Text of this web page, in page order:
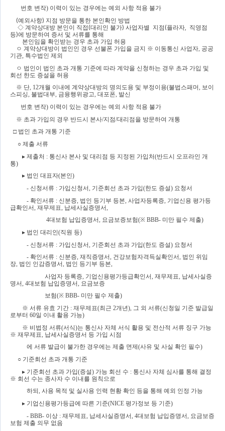
번호 변작) 이력이 있는 경우에는 예외 사항 적용 불가
(예외사항) 지점 방문을 통한 본인확인 방법
◇ 계약상대방 본인이 직접 (대리인 불가) 사업자별  지점 (플라자, 직영점
등)에 방문하여 증서 및 서류를 통해
본인임을 확인받는 경우 초과 가입 허용
ㅇ 계약상대방이 법인인 경우 선불폰 가입을 금지 ※ 이동통신 사업자, 공공
기관, 특수법인 제외
ㅇ 법인이 법인 초과 개통 기준에 따라 계약을 신청하는 경우 초과 가입 및
회선 한도 증설을 허용
※ 단, 12개월 이내에 계약상대방의 명의도용 및 부정이용(불법스패머, 보이
스피싱, 불법대부, 금융행위광고, 대포폰, 발신
번호 변작) 이력이 있는 경우에는 예외 사항 적용 불가
※ 초과 가입의 경우 반드시 본사/지점/대리점을 방문하여 개통
□ 법인 초과 개통 기준
○ 제출 서류
▸ 제출처 : 통신사 본사 및 대리점 등 지정된 가입처(반드시 오프라인 개
통)
▸ 법인 대표자(본인)
- 신청서류 : 가입신청서, 기준회선 초과 가입(한도 증설) 요청서
- 확인서류 : 신분증 법인 등기부 등본 사업자등록증 기업신용 평가등
급확인서 재무제표 납세사실증명서
4대보험 납입증명서, 요금보증보험(※ BBB- 미만 필수 제출)
▸ 법인 대리인(직원 등)
- 신청서류 : 가입신청서 기준회선 초과 가입(한도 증설) 요청서
- 확인서류 : 신분증, 재직증명서, 건강보험자격득실확인서, 법인 위임
장, 법인 인감증명서, 법인 등기부 등본,
사업자 등록증, 기업신용평가등급확인서, 재무제표, 납세사실증
명서, 4대보험 납입증명서, 요금보증
보험(※ BBB- 미만 필수 제출)
※ 서류 유효 기간 : 재무제표(최근 2개년), 그 외 서류(신청일 기준 발급일
로부터 60일 이내 활용 가능)
※ 비법정 서류(서식)
※ 재무제표 납세사실증명서 등 가입 시점
에 서류 발급이 불가한 경우에는 제출 면제 (사유 및 사실 확인 필수)
○ 기준회선 초과 개통 기준
▸ 기준회선 초과 가입(증설) 가능 회선 수 :
※ 회선 수는 종사자 수 이내를 원칙으로
하되 , 사용 목적 및 실사용 인력 현황 확인 등을 통해 예외 인정 가능
▸ 기업신용평가등급에 따른 기준(NICE 평가정보 등 기준)
- BBB- 이상 : 재무제표 납세사실증명서 , 4대보험 납입증명서
요금보증
보험 제출 의무 없음